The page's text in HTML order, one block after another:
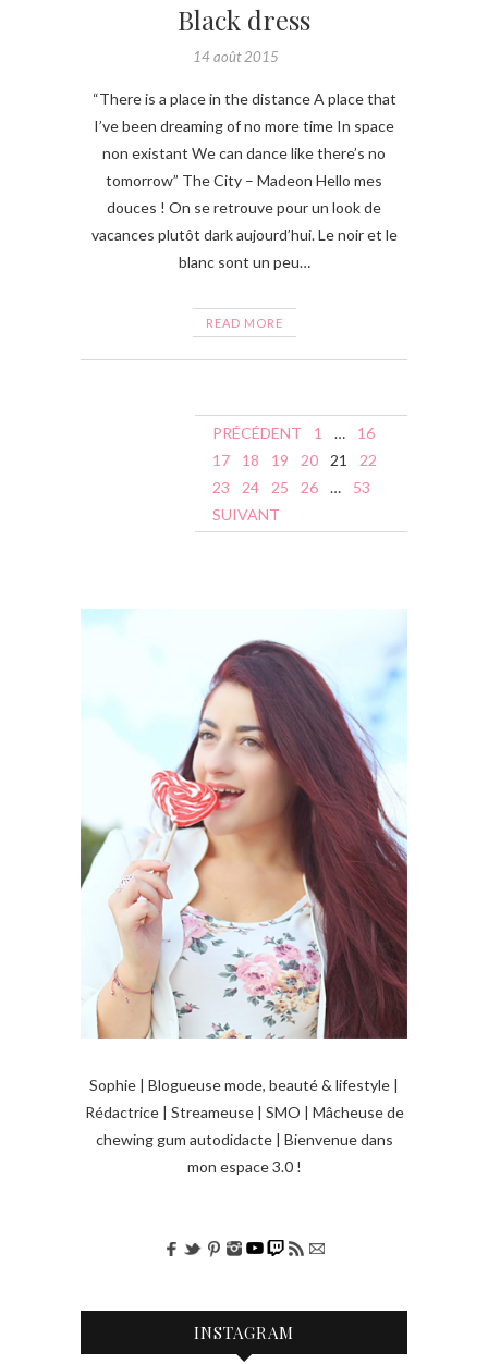
Black dress
14 août 2015
“There is a place in the distance A place that
I’ve been dreaming of no more time In space
non existant We can dance like there’s no
tomorrow” The City – Madeon Hello mes
douces ! On se retrouve pour un look de
vacances plutôt dark aujourd’hui. Le noir et le
blanc sont un peu…
READ MORE
a
e
s
a
e
PRÉCÉDENT 1 …
16
17
18 19 20 21
22
23
24 25 26 …
53
SUIVANT
Sophie | Blogueuse mode, beauté & lifestyle |
Rédactrice | Streameuse | SMO | Mâcheuse de
chewing gum autodidacte | Bienvenue dans
mon espace 3.0 !
INSTAGRAM